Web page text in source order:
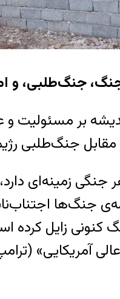
جنگ‌طلبی، و
بر
مقابل جنگ‌طلبی
زمینه‌ای
جنگ‌ها
کنونی زایل کرده
عالی آمریکایی»